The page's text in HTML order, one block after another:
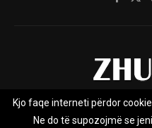
Rreth nesh
Kjo faqe interneti përdor
Ne do të supozojmë se